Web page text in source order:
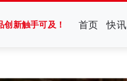
创新触手可及！ 首页 快讯